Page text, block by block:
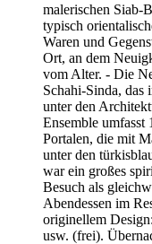
malerischen Siab-
typisch
Waren und
Ort, an dem
vom Alter. - Die
Schahi-Sinda, das
unter den
Ensemble umfasst
Portalen, die mit
unter den
war ein großes
Besuch als
Abendessen im
originellem
usw. (frei).